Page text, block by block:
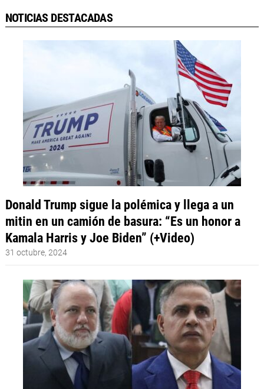
NOTICIAS DESTACADAS
Donald Trump sigue la polémica y llega a un
mitin en un camión de basura: “Es un honor a
Kamala Harris y Joe Biden” (+Video)
31 octubre, 2024